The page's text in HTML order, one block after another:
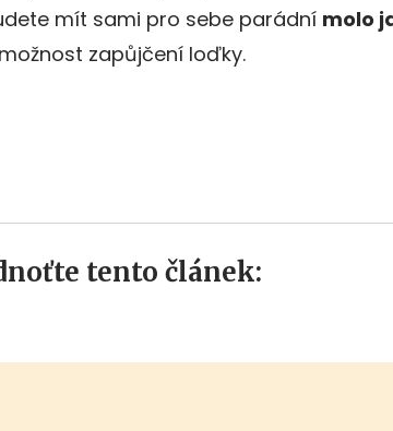
mít sami pro sebe parádní molo
zapůjčení loďky.
tento článek: